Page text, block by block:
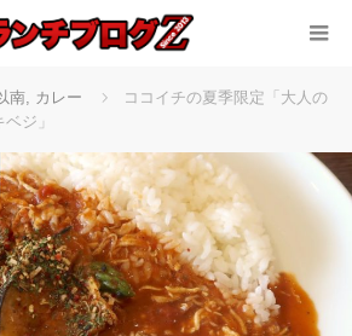
南, カレー
ココイチの夏季限定「大人の
ジ」